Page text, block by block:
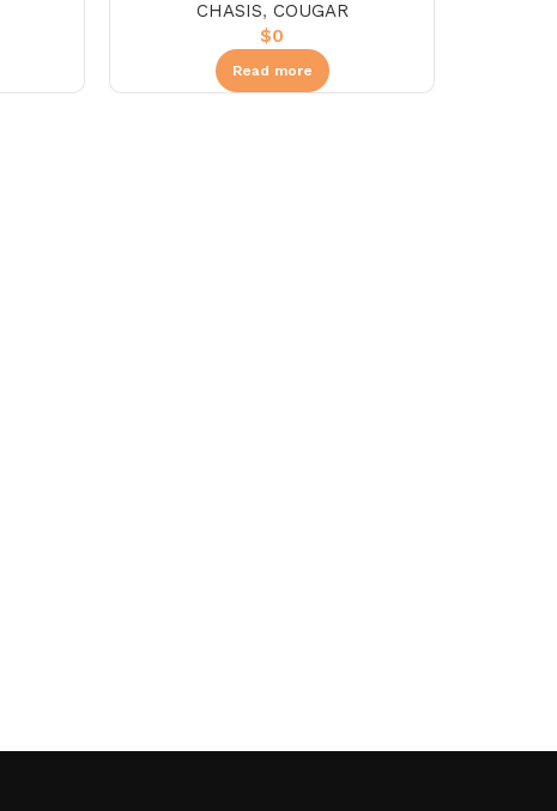
CHASIS, COUGAR
$0
Read more